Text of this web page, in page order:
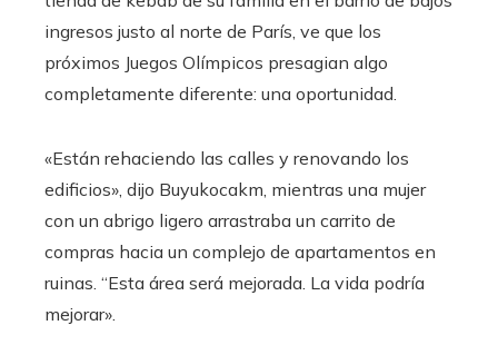
ingresos justo al norte de París, ve que los
próximos Juegos Olímpicos presagian algo
completamente diferente: una oportunidad.
«Están rehaciendo las calles y renovando los
edificios», dijo Buyukocakm, mientras una mujer
con un abrigo ligero arrastraba un carrito de
compras hacia un complejo de apartamentos en
ruinas. “Esta área será mejorada. La vida podría
mejorar».